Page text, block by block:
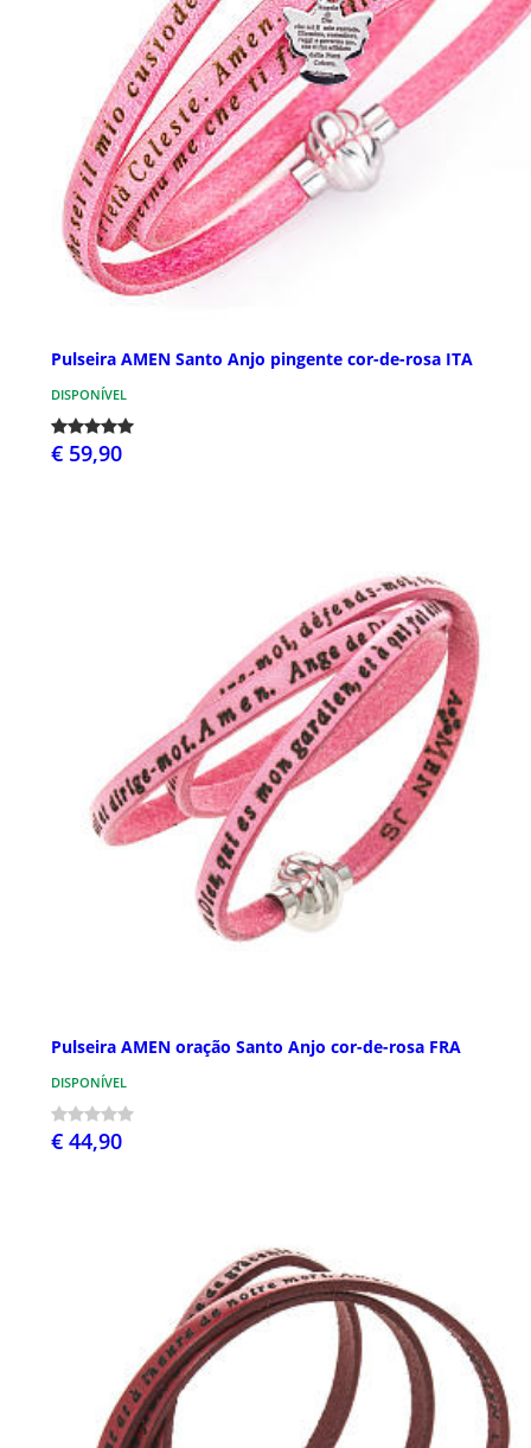
Pulseira AMEN Santo Anjo pingente cor-de-rosa ITA
DISPONÍVEL
€ 59,90
Pulseira AMEN oração Santo Anjo cor-de-rosa FRA
DISPONÍVEL
€ 44,90